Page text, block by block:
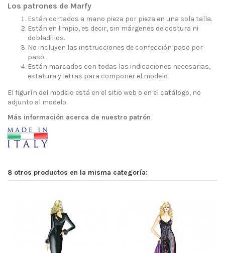
Los patrones de Marfy
Están cortados a mano pieza por pieza en una sola talla.
Están en limpio, es decir, sin márgenes de costura ni
dobladillos.
No incluyen las instrucciones de confección paso por
paso.
Están marcados con todas las indicaciones necesarias,
estatura y letras para componer el modelo
El figurín del modelo está en el sitio web o en el catálogo, no
adjunto al modelo.
Más información acerca de nuestro patrón
8 otros productos en la misma categoría: